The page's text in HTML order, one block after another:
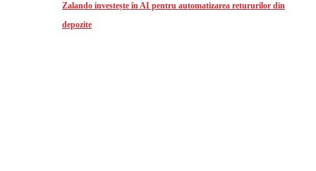
Zalando investește în AI pentru automatizarea retururilor din
depozite